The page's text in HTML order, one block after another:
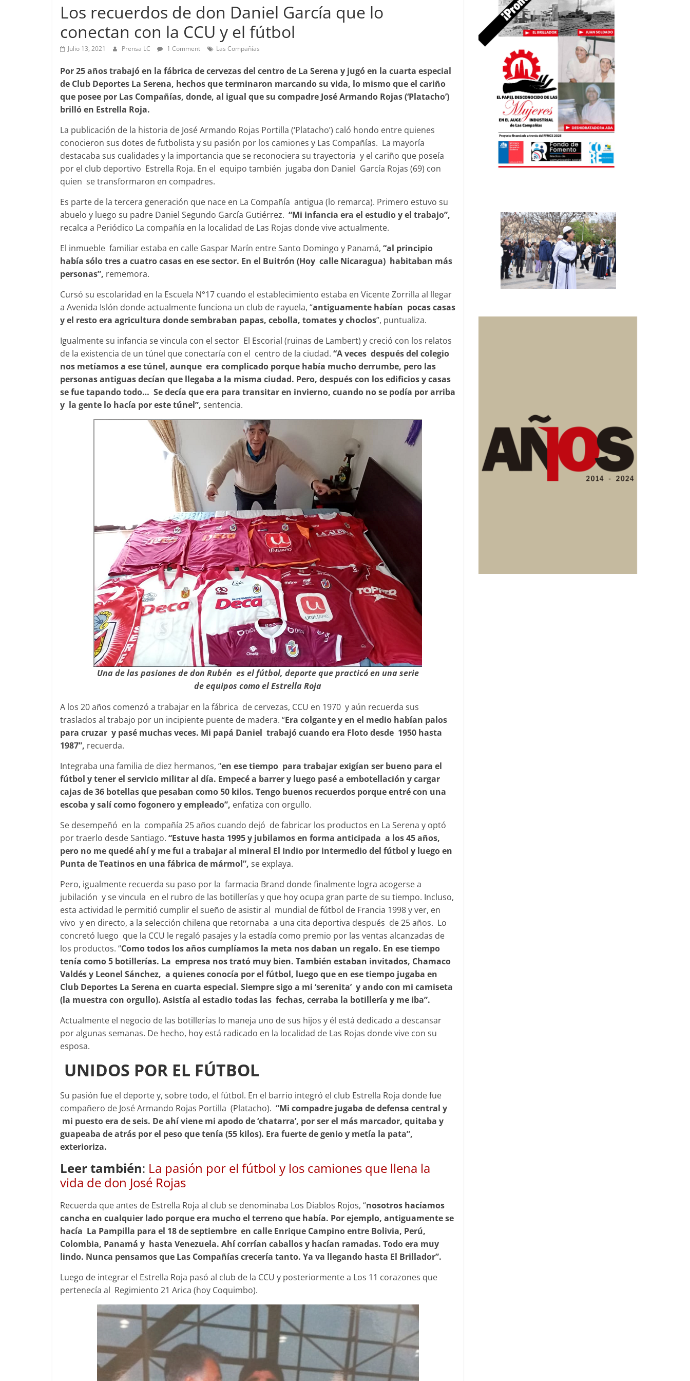
Los recuerdos de don Daniel García que lo
conectan con la CCU y el fútbol
Julio 13, 2021 Prensa LC 1 Comment Las Compañías
Por 25 años trabajó en la fábrica de cervezas del centro de La Serena y jugó en la cuarta especial
de Club Deportes La Serena, hechos que terminaron marcando su vida, lo mismo que el cariño
que posee por Las Compañías, donde, al igual que su compadre José Armando Rojas (‘Platacho’)
brilló en Estrella Roja.
La publicación de la historia de José Armando Rojas Portilla (‘Platacho’) caló hondo entre quienes
conocieron sus dotes de futbolista y su pasión por los camiones y Las Compañías. La mayoría
destacaba sus cualidades y la importancia que se reconociera su trayectoria y el cariño que poseía
por el club deportivo Estrella Roja. En el equipo también jugaba don Daniel García Rojas (69) con
quien se transformaron en compadres.
Es parte de la tercera generación que nace en La Compañía antigua (lo remarca). Primero estuvo su
abuelo y luego su padre Daniel Segundo García Gutiérrez. “Mi infancia era el estudio y el trabajo”,
recalca a Periódico La compañía en la localidad de Las Rojas donde vive actualmente.
El inmueble familiar estaba en calle Gaspar Marín entre Santo Domingo y Panamá, “al principio
había sólo tres a cuatro casas en ese sector. En el Buitrón (Hoy calle Nicaragua) habitaban más
personas”, rememora.
Cursó su escolaridad en la Escuela N°17 cuando el establecimiento estaba en Vicente Zorrilla al llegar
a Avenida Islón donde actualmente funciona un club de rayuela, “antiguamente habían pocas casas
y el resto era agricultura donde sembraban papas, cebolla, tomates y choclos”, puntualiza.
Igualmente su infancia se vincula con el sector El Escorial (ruinas de Lambert) y creció con los relatos
de la existencia de un túnel que conectaría con el centro de la ciudad. “A veces después del colegio
nos metíamos a ese túnel, aunque era complicado porque había mucho derrumbe, pero las
personas antiguas decían que llegaba a la misma ciudad. Pero, después con los edificios y casas
se fue tapando todo… Se decía que era para transitar en invierno, cuando no se podía por arriba
y la gente lo hacía por este túnel”, sentencia.
Una de las pasiones de don Rubén es el fútbol, deporte que practicó en una serie
de equipos como el Estrella Roja
A los 20 años comenzó a trabajar en la fábrica de cervezas, CCU en 1970 y aún recuerda sus
traslados al trabajo por un incipiente puente de madera. “Era colgante y en el medio habían palos
para cruzar y pasé muchas veces. Mi papá Daniel trabajó cuando era Floto desde 1950 hasta
1987”, recuerda.
Integraba una familia de diez hermanos, “en ese tiempo para trabajar exigían ser bueno para el
fútbol y tener el servicio militar al día. Empecé a barrer y luego pasé a embotellación y cargar
cajas de 36 botellas que pesaban como 50 kilos. Tengo buenos recuerdos porque entré con una
escoba y salí como fogonero y empleado”, enfatiza con orgullo.
Se desempeñó en la compañía 25 años cuando dejó de fabricar los productos en La Serena y optó
por traerlo desde Santiago. “Estuve hasta 1995 y jubilamos en forma anticipada a los 45 años,
pero no me quedé ahí y me fui a trabajar al mineral El Indio por intermedio del fútbol y luego en
Punta de Teatinos en una fábrica de mármol”, se explaya.
Pero, igualmente recuerda su paso por la farmacia Brand donde finalmente logra acogerse a
jubilación y se vincula en el rubro de las botillerías y que hoy ocupa gran parte de su tiempo. Incluso,
esta actividad le permitió cumplir el sueño de asistir al mundial de fútbol de Francia 1998 y ver, en
vivo y en directo, a la selección chilena que retornaba a una cita deportiva después de 25 años. Lo
concretó luego que la CCU le regaló pasajes y la estadía como premio por las ventas alcanzadas de
los productos. “Como todos los años cumplíamos la meta nos daban un regalo. En ese tiempo
tenía como 5 botillerías. La empresa nos trató muy bien. También estaban invitados, Chamaco
Valdés y Leonel Sánchez, a quienes conocía por el fútbol, luego que en ese tiempo jugaba en
Club Deportes La Serena en cuarta especial. Siempre sigo a mi ‘serenita’ y ando con mi camiseta
(la muestra con orgullo). Asistía al estadio todas las fechas, cerraba la botillería y me iba”.
Actualmente el negocio de las botillerías lo maneja uno de sus hijos y él está dedicado a descansar
por algunas semanas. De hecho, hoy está radicado en la localidad de Las Rojas donde vive con su
esposa.
UNIDOS POR EL FÚTBOL
Su pasión fue el deporte y, sobre todo, el fútbol. En el barrio integró el club Estrella Roja donde fue
compañero de José Armando Rojas Portilla (Platacho). “Mi compadre jugaba de defensa central y
mi puesto era de seis. De ahí viene mi apodo de ‘chatarra’, por ser el más marcador, quitaba y
guapeaba de atrás por el peso que tenía (55 kilos). Era fuerte de genio y metía la pata”,
exterioriza.
Leer también: La pasión por el fútbol y los camiones que llena la
vida de don José Rojas
Recuerda que antes de Estrella Roja al club se denominaba Los Diablos Rojos, “nosotros hacíamos
cancha en cualquier lado porque era mucho el terreno que había. Por ejemplo, antiguamente se
hacía La Pampilla para el 18 de septiembre en calle Enrique Campino entre Bolivia, Perú,
Colombia, Panamá y hasta Venezuela. Ahí corrían caballos y hacían ramadas. Todo era muy
lindo. Nunca pensamos que Las Compañías crecería tanto. Ya va llegando hasta El Brillador”.
Luego de integrar el Estrella Roja pasó al club de la CCU y posteriormente a Los 11 corazones que
pertenecía al Regimiento 21 Arica (hoy Coquimbo).
Foco Vecinal
Abril 26, 2019 Prensa LC 0